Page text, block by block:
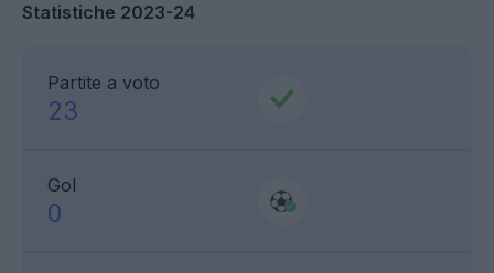
Statistiche 2023-24
Partite a voto
23
Gol
0